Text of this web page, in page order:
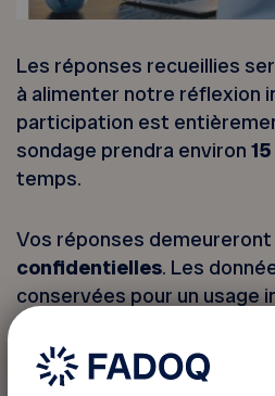
Les réponses recueillies
à alimenter notre réflexion
participation est
sondage prendra environ
temps.
Vos réponses demeureront
confidentielles. Les
conservées pour un usage
conformément aux normes
résultats pourront
sous forme de bilans ou